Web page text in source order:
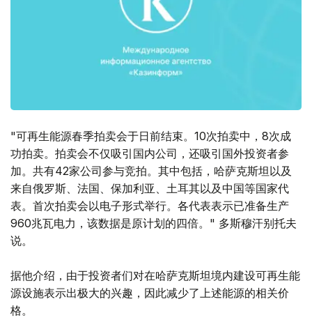
"可再生能源春季拍卖会于日前结束。10次拍卖中，8次成
功拍卖。拍卖会不仅吸引国内公司，还吸引国外投资者参
加。共有42家公司参与竞拍。其中包括，哈萨克斯坦以及
来自俄罗斯、法国、保加利亚、土耳其以及中国等国家代
表。首次拍卖会以电子形式举行。各代表表示已准备生产
960兆瓦电力，该数据是原计划的四倍。" 多斯穆汗别托夫
说。
据他介绍，由于投资者们对在哈萨克斯坦境内建设可再生能
源设施表示出极大的兴趣，因此减少了上述能源的相关价
格。